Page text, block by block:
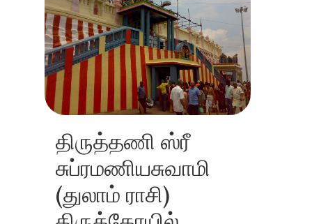
திருத்தணி ஸ்ரீ
சுப்ரமணியசுவாமி
(துலாம் ராசி)